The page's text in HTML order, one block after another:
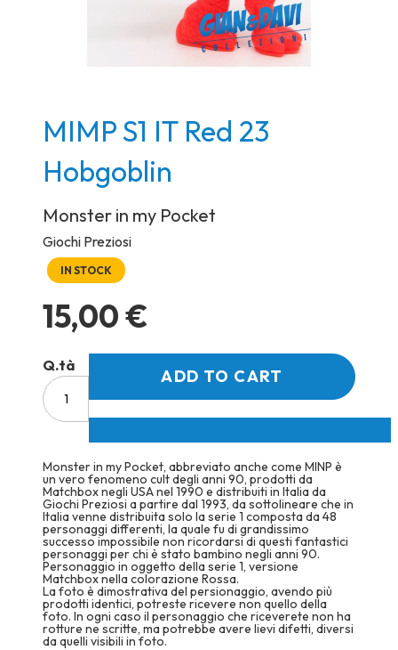
Skip
to
the
beginning
of
the
images
gallery
MIMP S1 IT Red 23
Hobgoblin
Monster in my Pocket
Giochi Preziosi
IN STOCK
15,00 €
Q.tà
ADD TO CART
Monster in my Pocket, abbreviato anche come MINP è
un vero fenomeno cult degli anni 90, prodotti da
Matchbox negli USA nel 1990 e distribuiti in Italia da
Giochi Preziosi a partire dal 1993, da sottolineare che in
Italia venne distribuita solo la serie 1 composta da 48
personaggi differenti, la quale fu di grandissimo
successo impossibile non ricordarsi di questi fantastici
personaggi per chi è stato bambino negli anni 90.
Personaggio in oggetto della serie 1, versione
Matchbox nella colorazione Rossa.
La foto è dimostrativa del persionaggio, avendo più
prodotti identici, potreste ricevere non quello della
foto. In ogni caso il personaggio che riceverete non ha
rotture ne scritte, ma potrebbe avere lievi difetti, diversi
da quelli visibili in foto.